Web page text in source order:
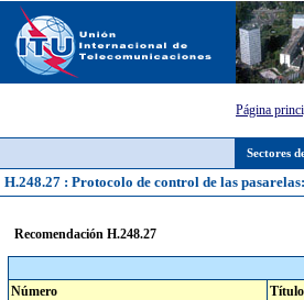
Sectores
Página
H.248.27 : Protocolo de control de las
Recomendación H.248.27
Número
Título